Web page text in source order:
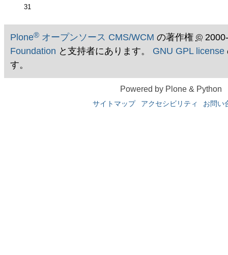
31
Plone®オープンソース CMS/WCM の著作権 ©
Foundation と支持者にあります。 GNU GPL license
す。
Powered by Plone & Python
サイトマップ アクセシビリティ お問い